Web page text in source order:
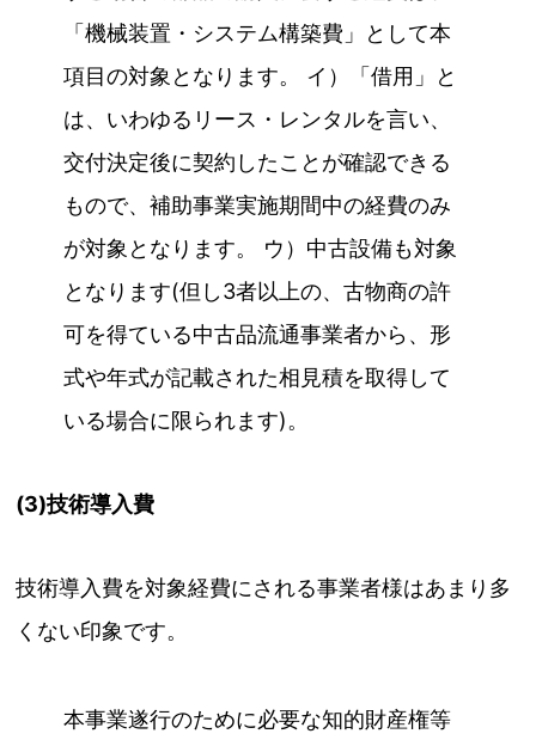
「機械装置・システム構築費」として本
項目の対象となります。 イ）「借用」と
は、いわゆるリース・レンタルを言い、
交付決定後に契約したことが確認できる
もので、補助事業実施期間中の経費のみ
が対象となります。 ウ）中古設備も対象
となります(但し3者以上の、古物商の許
可を得ている中古品流通事業者から、形
式や年式が記載された相見積を取得して
いる場合に限られます)。
(3)技術導入費
技術導入費を対象経費にされる事業者様はあまり多
くない印象です。
本事業遂行のために必要な知的財産権等